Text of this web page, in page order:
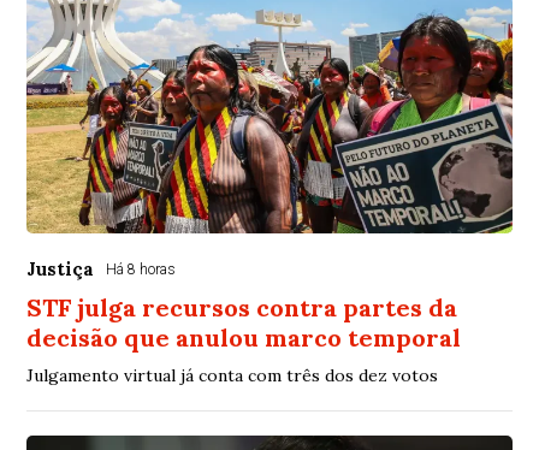
Justiça Há 8 horas
STF julga recursos contra partes da
decisão que anulou marco temporal
Julgamento virtual já conta com três dos dez votos